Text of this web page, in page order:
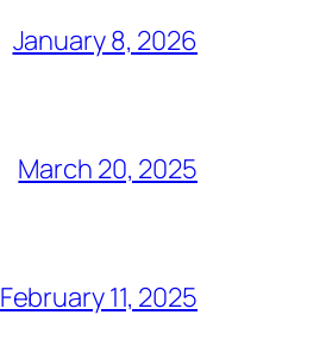
January 8, 2026
March 20, 2025
February 11, 2025